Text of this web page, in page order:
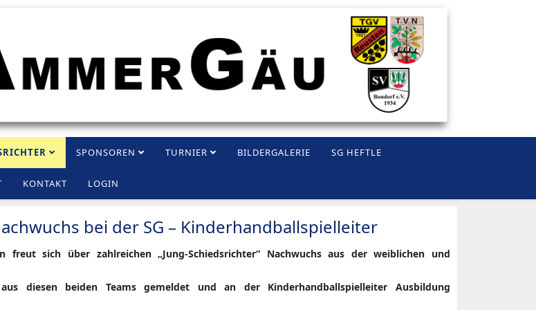
SPONSOREN TURNIER BILDERGALERIE SG HEFTLE
KONTAKT LOGIN
bei der SG – Kinderhandballspielleiter
freut sich über zahlreichen „Jung-Schiedsrichter“ Nachwuchs aus der weiblichen und
diesen beiden Teams gemeldet und an der Kinderhandballspielleiter Ausbildung